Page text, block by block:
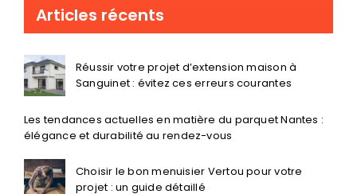
Réussir votre projet d’extension maison à
Les tendances actuelles en matière du parquet Nantes :
Choisir le bon menuisier Vertou pour votre